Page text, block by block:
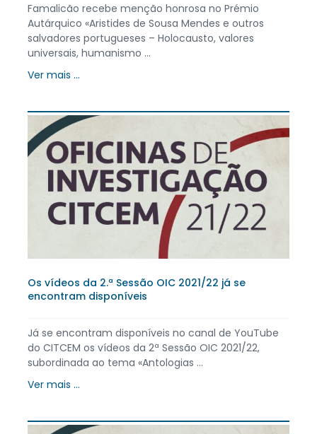
Famalicão recebe menção honrosa no Prémio
Autárquico «Aristides de Sousa Mendes e outros
salvadores portugueses – Holocausto, valores
universais, humanismo ...
Ver mais ...
Os vídeos da 2.ª Sessão OIC 2021/22 já se
encontram disponíveis
Já se encontram disponíveis no canal de YouTube
do CITCEM os vídeos da 2ª Sessão OIC 2021/22,
subordinada ao tema «Antologias ...
Ver mais ...